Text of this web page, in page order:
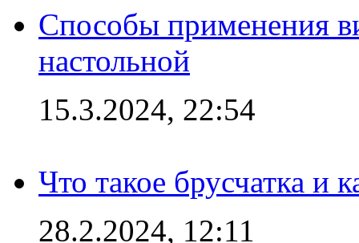
Способы применения
настольной
15.3.2024, 22:54
Что такое брусчатка и
28.2.2024, 12:11